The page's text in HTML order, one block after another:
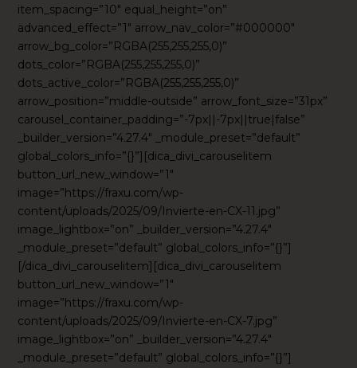
item_spacing=”10″ equal_height=”on”
advanced_effect=”1″ arrow_nav_color=”#000000″
arrow_bg_color=”RGBA(255,255,255,0)”
dots_color=”RGBA(255,255,255,0)”
dots_active_color=”RGBA(255,255,255,0)”
arrow_position=”middle-outside” arrow_font_size=”31px”
carousel_container_padding=”-7px||-7px||true|false”
_builder_version=”4.27.4″ _module_preset=”default”
global_colors_info=”{}”][dica_divi_carouselitem
button_url_new_window=”1″
image=”https://fraxu.com/wp-
content/uploads/2025/09/Invierte-en-CX-11.jpg”
image_lightbox=”on” _builder_version=”4.27.4″
_module_preset=”default” global_colors_info=”{}”]
[/dica_divi_carouselitem][dica_divi_carouselitem
button_url_new_window=”1″
image=”https://fraxu.com/wp-
content/uploads/2025/09/Invierte-en-CX-7.jpg”
image_lightbox=”on” _builder_version=”4.27.4″
_module_preset=”default” global_colors_info=”{}”]